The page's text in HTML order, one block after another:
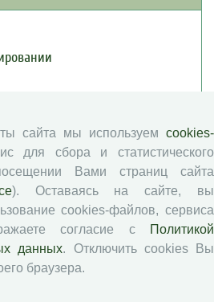
перемены
развития
сайта мы используем cookies-
для сбора и статистического
Вами страниц сайта
). Оставаясь на сайте, вы
cookies-файлов, сервиса
согласие с
Политикой
данных. Отключить cookies Вы
браузера.